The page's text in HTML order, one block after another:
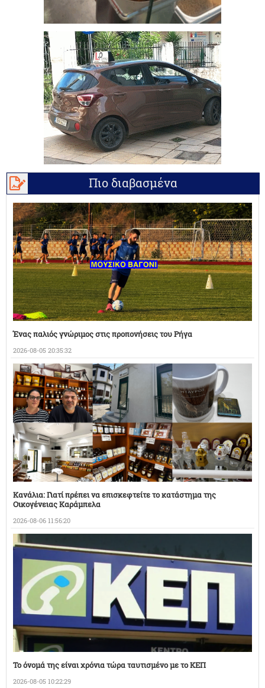
Πιο διαβασμένα
Ένας παλιός γνώριμος στις προπονήσεις του Ρήγα
2026-08-05 20:35:32
Κανάλια: Γιατί πρέπει να επισκεφτείτε το κατάστημα της
Οικογένειας Καράμπελα
2026-08-06 11:56:20
Το όνομά της είναι χρόνια τώρα ταυτισμένο με το ΚΕΠ
2026-08-05 10:22:29